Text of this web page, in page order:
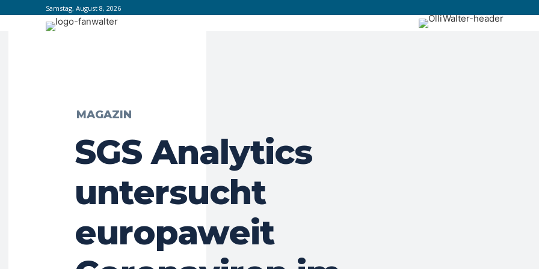
Samstag, August 8, 2026
MAGAZIN
SGS Analytics
untersucht
europaweit